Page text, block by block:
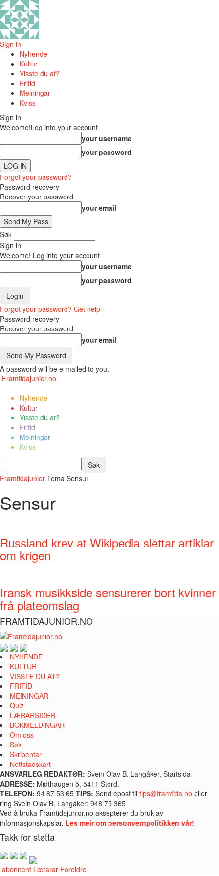
Sign in
Nyhende
Kultur
Visste du at?
Fritid
Meiningar
Kviss
Sign in
Welcome!Log into your account
your username
your password
Forgot your password?
Password recovery
Recover your password
your email
Søk
Sign in
Welcome! Log into your account
your username
your password
Forgot your password? Get help
Password recovery
Recover your password
your email
A password will be e-mailed to you.
Framtidajunior.no
Nyhende
Kultur
Visste du at?
Fritid
Meiningar
Kviss
Framtidajunior Tema Sensur
Sensur
Russland krev at Wikipedia slettar artiklar
om krigen
Iransk musikkside sensurerer bort kvinner
frå plateomslag
FRAMTIDAJUNIOR.NO
NYHENDE
KULTUR
VISSTE DU AT?
FRITID
MEININGAR
Quiz
LÆRARSIDER
BOKMELDINGAR
Om oss
Søk
Skribentar
Nettstadskart
ANSVARLEG REDAKTØR: Svein Olav B. Langåker, Startsida
ADRESSE: Midthaugen 5, 5411 Stord.
TELEFON: 94 87 53 65 TIPS: Send epost til tips@framtida.no eller
ring Svein Olav B. Langåker: 948 75 365
Ved å bruka Framtidajunior.no aksepterer du bruk av
informasjonskapslar. Les meir om personvernpolitikken vår!
Takk for støtta
abonnent Lærarar Foreldre